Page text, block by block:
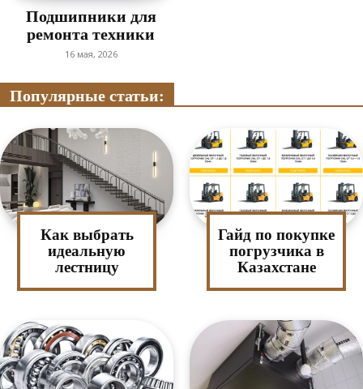
Подшипники для
ремонта техники
16 мая, 2026
Популярные статьи:
Как выбрать
идеальную
лестницу
Гайд по покупке
погрузчика в
Казахстане